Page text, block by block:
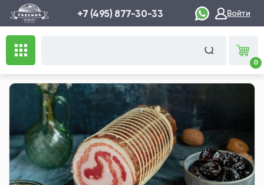
+7 (495) 877-30-33 Войти
0